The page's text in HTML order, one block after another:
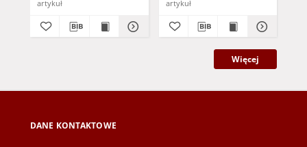
Międzychodzko-
artykuł
artykuł
Więcej
DANE KONTAKTOWE